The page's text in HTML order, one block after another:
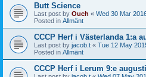
Butt Science
Last post by Ouch « Wed 30 Mar
Posted in Allmänt
CCCP Herf i Västerlanda 1:a
Last post by jacob.t « Tue 12 May
Posted in Allmänt
CCCP Herf i Lerum 9:e